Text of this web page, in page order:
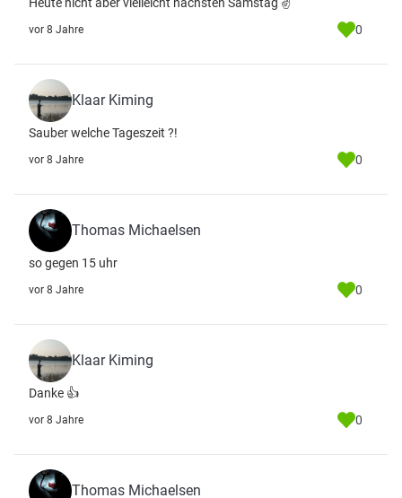
vor 8 Jahre 0
Klaar Kiming
Sauber welche Tageszeit ?!
vor 8 Jahre 0
Thomas Michaelsen
so gegen 15 uhr
vor 8 Jahre 0
Klaar Kiming
Danke 👍
vor 8 Jahre 0
Thomas Michaelsen